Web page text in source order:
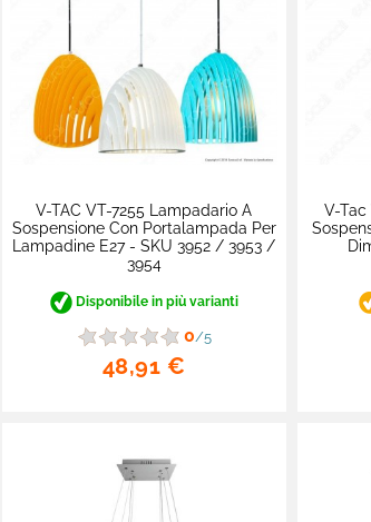
V-TAC VT-7255 Lampadario A
Sospensione Con Portalampada Per
Lampadine E27 - SKU 3952 / 3953 /
3954
Disponibile in più varianti
0/5
48,91 €
V-Tac